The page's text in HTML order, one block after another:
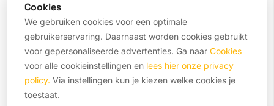
Cookies
We gebruiken cookies voor een optimale
gebruikerservaring. Daarnaast worden cookies gebruikt
voor gepersonaliseerde advertenties. Ga naar Cookies
voor alle cookieinstellingen en lees hier onze privacy
policy. Via instellingen kun je kiezen welke cookies je
toestaat.